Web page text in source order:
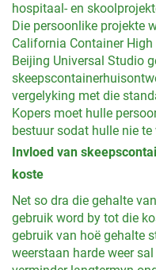
hospitaal- en
Die persoonlike projekte
California Container
Beijing Universal Studio
vergelyking met die
Kopers moet hulle
bestuur sodat hulle nie te
Invloed van
koste
Net so dra die gehalte
gebruik word by tot die
gebruik van hoë gehalte
weerstaan harde weer